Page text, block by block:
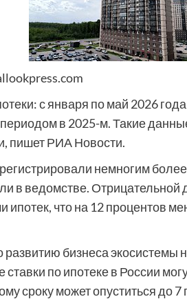
с января по май 2026
в 2025-м. Такие
пишет РИА Новости.
немногим
в ведомстве. Отрицательной
что на 12 процентов
развитию бизнеса
по ипотеке в России
сроку может опуститься до